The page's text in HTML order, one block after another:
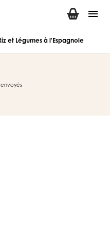
menu
et Légumes à l'Espagnole